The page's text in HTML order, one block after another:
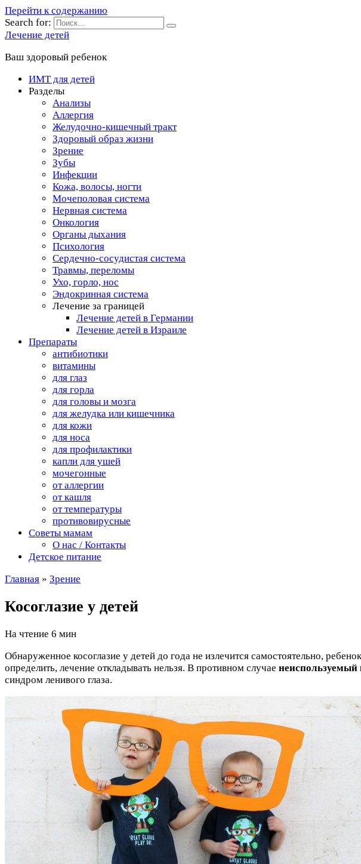
Перейти к содержанию
Search for:
Лечение детей
Ваш здоровый ребенок
ИМТ для детей
Разделы
Анализы
Аллергия
Желудочно-кишечный тракт
Здоровый образ жизни
Зрение
Зубы
Инфекции
Кожа, волосы, ногти
Мочеполовая система
Нервная система
Онкология
Органы дыхания
Психология
Сердечно-сосудистая система
Травмы, переломы
Ухо, горло, нос
Эндокринная система
Лечение за границей
Лечение детей в Германии
Лечение детей в Израиле
Препараты
антибиотики
витамины
для глаз
для горла
для головы и мозга
для желудка или кишечника
для кожи
для носа
для профилактики
капли для ушей
мочегонные
от аллергии
от кашля
от температуры
противовирусные
Советы мамам
О нас / Контакты
Детское питание
Главная » Зрение
Косоглазие у детей
На чтение 6 мин
Обнаруженное косоглазие у детей до года не излечится самостоятельно,
определить, лечение откладывать нельзя. В противном случае неиспользуемый
синдром ленивого глаза.